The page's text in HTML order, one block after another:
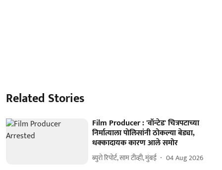
Related Stories
Film Producer : 'वॉन्टेड' चित्रपटाच्या
निर्मात्याला पोलिसांनी ठोकल्या बेड्या,
धक्कादायक कारण आले समोर
ब्युरो रिपोर्ट, साम टीव्ही, मुंबई 04 Aug 2026